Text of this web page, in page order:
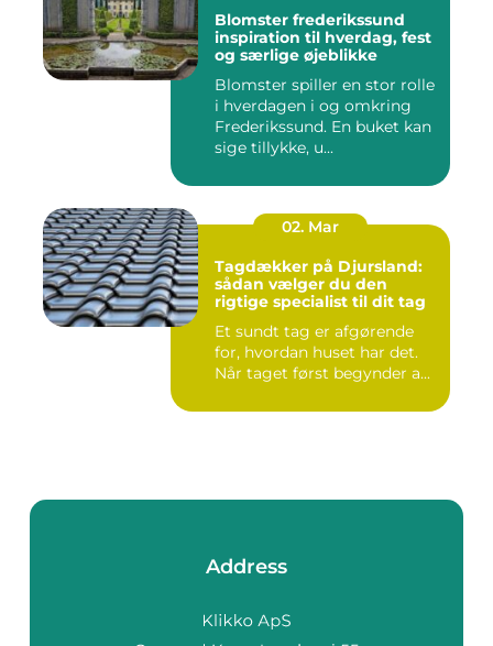
Blomster frederikssund
inspiration til hverdag, fest
og særlige øjeblikke
Blomster spiller en stor rolle
i hverdagen i og omkring
Frederikssund. En buket kan
sige tillykke, u...
02. Mar
Tagdækker på Djursland:
sådan vælger du den
rigtige specialist til dit tag
Et sundt tag er afgørende
for, hvordan huset har det.
Når taget først begynder a...
Address